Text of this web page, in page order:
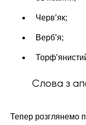
Черв’як;
Верб’я;
Слова з
Тепер розглянемо